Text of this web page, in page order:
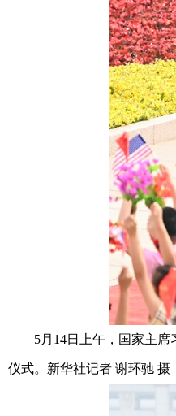
5月14日上午，国家主席习
仪式。新华社记者 谢环驰 摄